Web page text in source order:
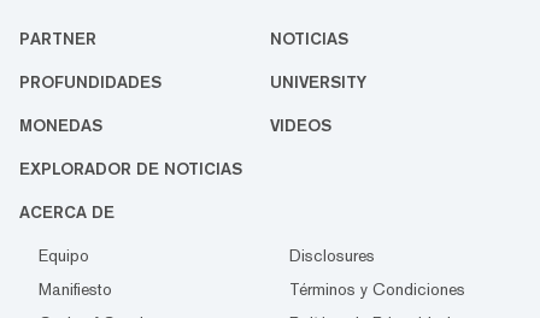
PARTNER NOTICIAS
PROFUNDIDADES UNIVERSITY
MONEDAS VIDEOS
EXPLORADOR DE NOTICIAS
ACERCA DE
Equipo
Disclosures
Manifiesto
Términos y Condiciones